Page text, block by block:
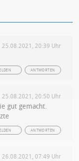
25.08.2021, 20:39 Uhr
ANTWORTEN
25.08.2021, 20:50 Uhr
gut gemacht.
ANTWORTEN
26.08.2021, 07:49 Uhr